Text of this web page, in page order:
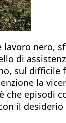
nero,
di
sul
la
che episodi
il desiderio